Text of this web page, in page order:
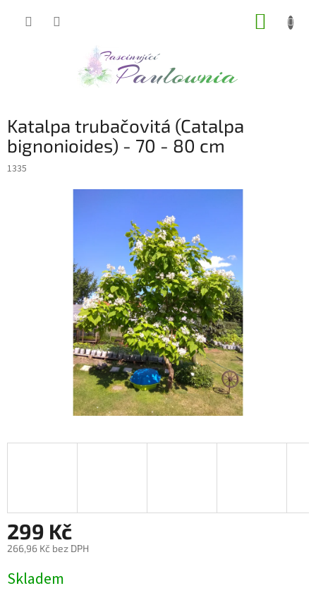
Katalpa trubačovitá (Catalpa
bignonioides) - 70 - 80 cm
1335
299 Kč
266,96 Kč bez DPH
cena:
Skladem